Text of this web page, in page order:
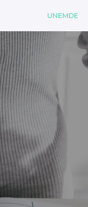
UNEMDE